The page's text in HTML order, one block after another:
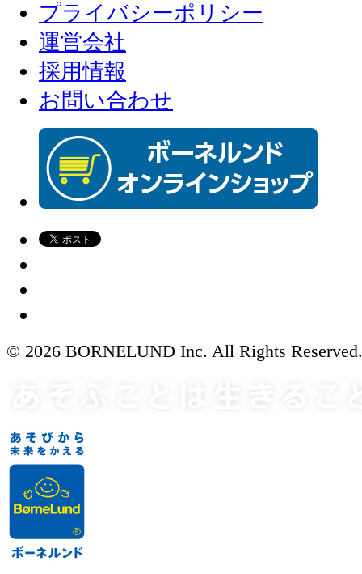
プライバシーポリシー
運営会社
採用情報
お問い合わせ
© 2026 BORNELUND Inc. All Rights Reserved.